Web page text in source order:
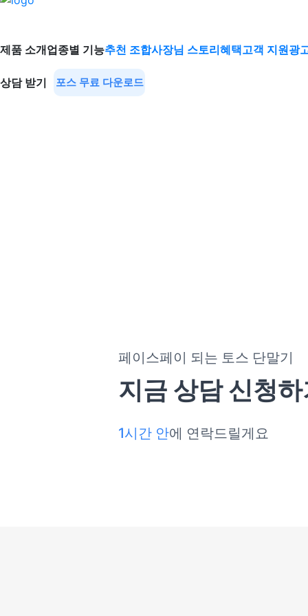
제품 소개업종별 기능추천 조합사장님 스토리혜택고객 지원광
상담 받기 포스 무료 다운로드
페이스페이 되는 토스 단말기
지금 상담 신청
1시간 안에 연락드릴게요